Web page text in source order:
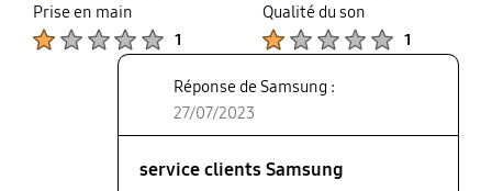
Prise en main
1
Qualité du son
1
Réponse de Samsung :
27/07/2023
service clients Samsung